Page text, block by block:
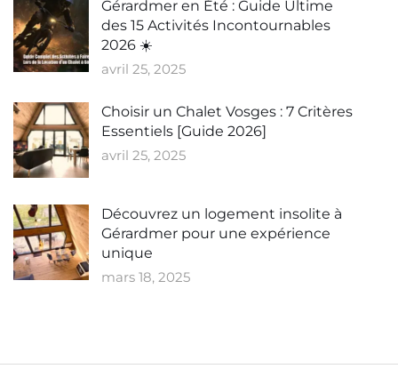
Gérardmer en Été : Guide Ultime
des 15 Activités Incontournables
2026 ☀️
avril 25, 2025
Choisir un Chalet Vosges : 7 Critères
Essentiels [Guide 2026]
avril 25, 2025
Découvrez un logement insolite à
Gérardmer pour une expérience
unique
mars 18, 2025